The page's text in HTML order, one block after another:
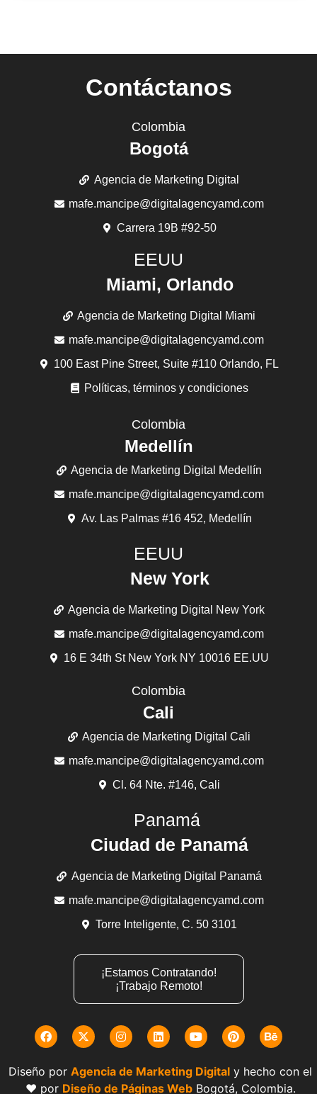
Contáctanos
Colombia
Bogotá
Agencia de Marketing Digital
mafe.mancipe@digitalagencyamd.com
Carrera 19B #92-50
EEUU
Miami, Orlando
Agencia de Marketing Digital Miami
mafe.mancipe@digitalagencyamd.com
100 East Pine Street, Suite #110 Orlando, FL
Políticas, términos y condiciones
Colombia
Medellín
Agencia de Marketing Digital Medellín
mafe.mancipe@digitalagencyamd.com
Av. Las Palmas #16 452, Medellín
EEUU
New York
Agencia de Marketing Digital New York
mafe.mancipe@digitalagencyamd.com
16 E 34th St New York NY 10016 EE.UU
Colombia
Cali
Agencia de Marketing Digital Cali
mafe.mancipe@digitalagencyamd.com
Cl. 64 Nte. #146, Cali
Panamá
Ciudad de Panamá
Agencia de Marketing Digital Panamá
mafe.mancipe@digitalagencyamd.com
Torre Inteligente, C. 50 3101
¡Estamos Contratando!
¡Trabajo Remoto!
Diseño por Agencia de Marketing Digital y hecho con el
❤️ por Diseño de Páginas WebBogotá, Colombia.